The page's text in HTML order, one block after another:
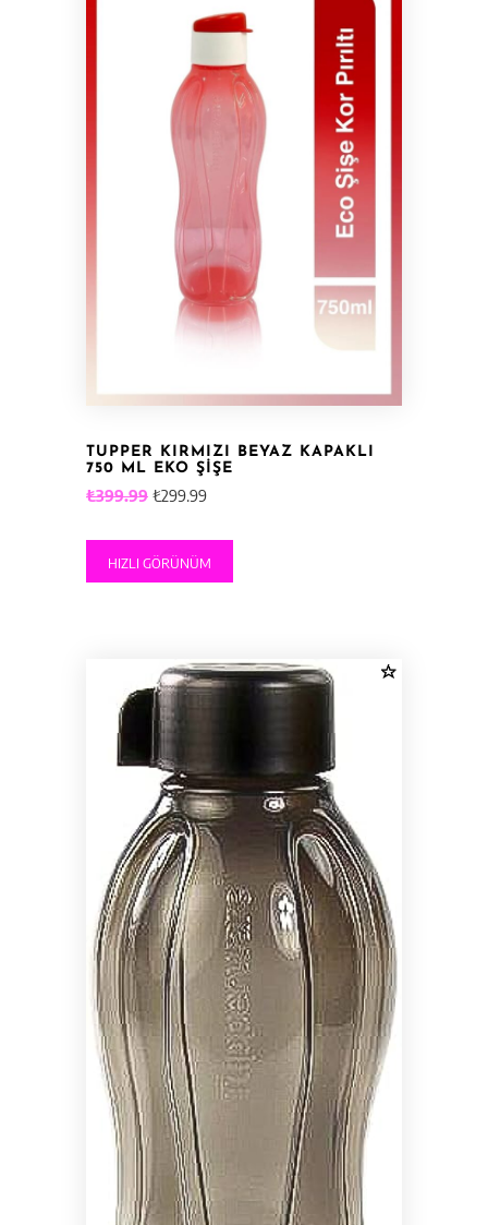
TUPPER KIRMIZI BEYAZ KAPAKLI
750 ML EKO ŞIŞE
₺399.99 Orijinal
₺299.99Şu
HIZLI GÖRÜNÜM